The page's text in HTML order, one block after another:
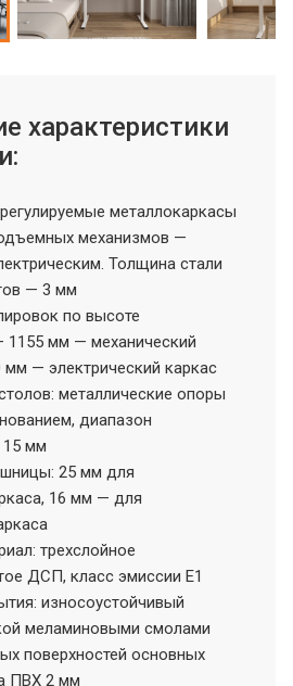
характеристики
металлокаркасы
механизмов —
Толщина стали
— 3 мм
по высоте
1155 мм — механический
мм — электрический каркас
металлические опоры
диапазон
15 мм
25 мм для
16 мм — для
трехслойное
ДСП, класс эмиссии Е1
износоустойчивый
меламиновыми смолами
поверхностей основных
ПВХ 2 мм